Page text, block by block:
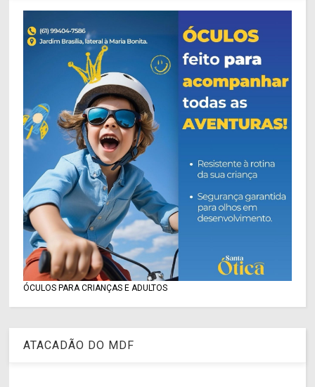
ÓCULOS PARA CRIANÇAS E ADULTOS
ATACADÃO DO MDF